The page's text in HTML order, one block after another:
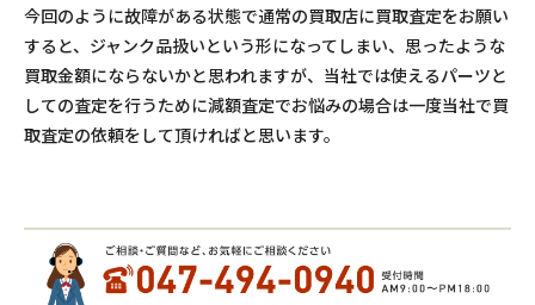
今回のように故障がある状態で通常の買取店に買取査定をお願い
すると、ジャンク品扱いという形になってしまい、思ったような
買取金額にならないかと思われますが、当社では使えるパーツと
しての査定を行うために減額査定でお悩みの場合は一度当社で買
取査定の依頼をして頂ければと思います。